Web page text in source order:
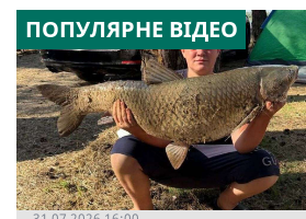
ПОПУЛЯРНЕ ВІДЕО